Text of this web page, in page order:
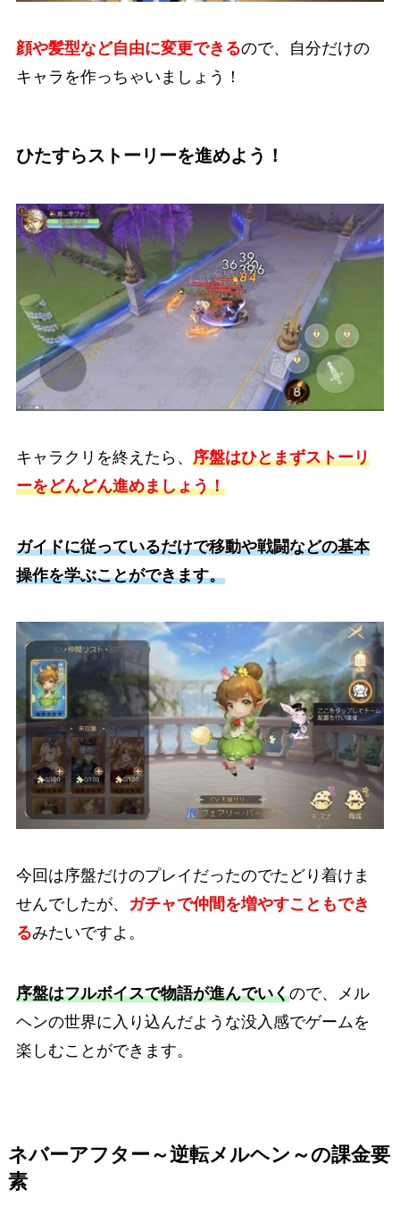
顔や髪型など自由に変更できるので、自分だけの
キャラを作っちゃいましょう！
ひたすらストーリーを進めよう！
キャラクリを終えたら、 序盤はひとまずストーリ
ーをどんどん進めましょう！
ガイドに従っているだけで移動や戦闘などの基本
操作を学ぶことができます。
今回は序盤だけのプレイだったのでたどり着けま
せんでしたが、
ガチャで仲間を増やすこともでき
るみたいですよ。
序盤はフルボイスで物語が進んでいくので、メル
ヘンの世界に入り込んだような没入感でゲームを
楽しむことができます。
ネバーアフター～逆転メルヘン～の課金要
素